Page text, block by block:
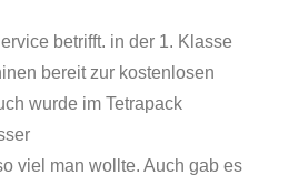
betrifft. in der 1. Klasse
bereit zur kostenlosen
wurde im Tetrapack
viel man wollte. Auch gab es